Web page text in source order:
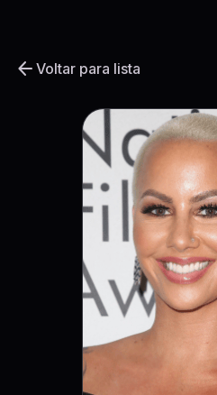
arrow_back Voltar para lista